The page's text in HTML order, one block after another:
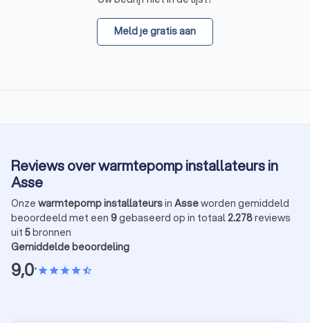
Meld je gratis aan
Reviews over warmtepomp installateurs in
Asse
Onze warmtepomp installateursin Asseworden gemiddeld
beoordeeld met een 9gebaseerd op in totaal2.278reviews
uit 5bronnen
Gemiddelde beoordeling
9,0•starstarstarstarstar_half